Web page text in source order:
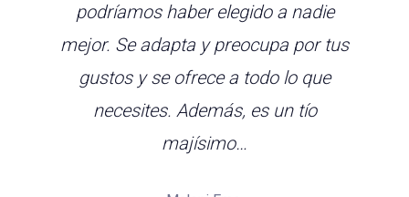
podríamos haber elegido a nadie
mejor. Se adapta y preocupa por tus
gustos y se ofrece a todo lo que
necesites. Además, es un tío
majísimo…